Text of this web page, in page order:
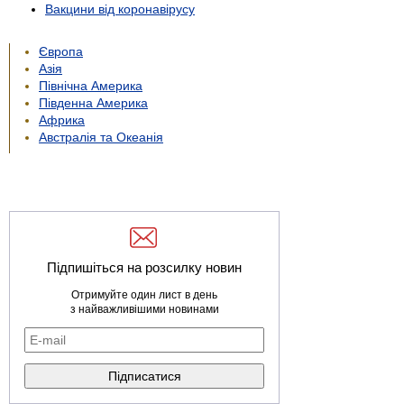
Вакцини від коронавірусу
Європа
Азія
Північна Америка
Південна Америка
Африка
Австралія та Океанія
Підпишіться на розсилку новин
Отримуйте один лист в день
з найважливішими новинами